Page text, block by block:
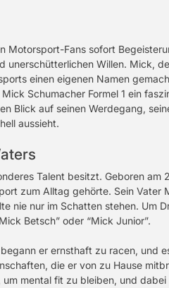
Motorsport-Fans sofort
unerschütterlichen Willen. Mick,
einen eigenen Namen
Schumacher Formel 1 ein
Blick auf seinen Werdegang,
aussieht.
Talent besitzt. Geboren am
zum Alltag gehörte. Sein Vater
nie nur im Schatten stehen. Um
Betsch” oder “Mick Junior”.
er ernsthaft zu racen, und
die er von zu Hause
mental fit zu bleiben, und dabei